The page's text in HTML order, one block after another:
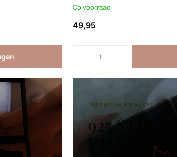
Op voorraad
49,95